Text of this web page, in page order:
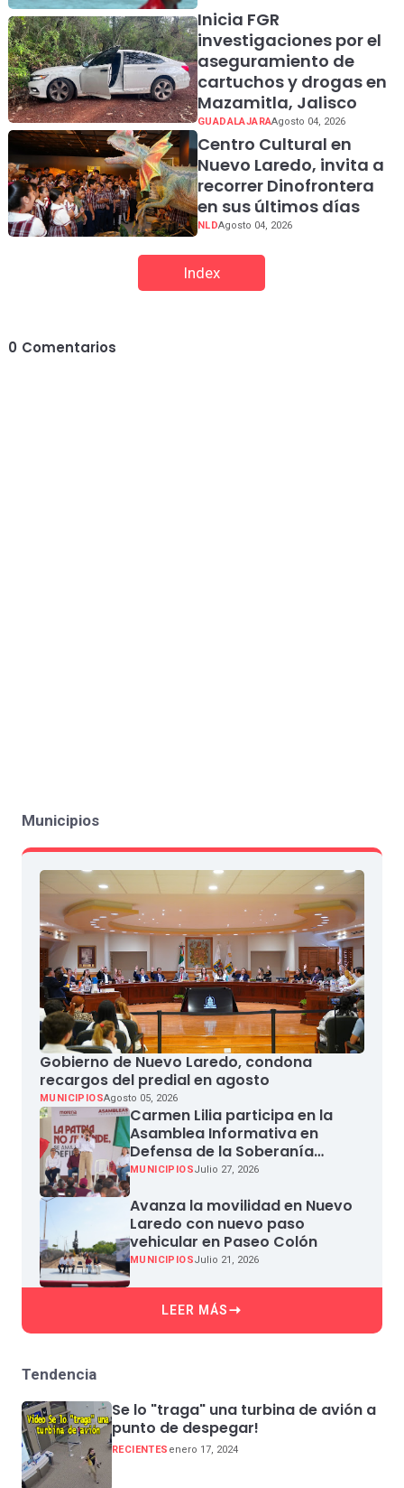
Inicia FGR
investigaciones por el
aseguramiento de
cartuchos y drogas en
Mazamitla, Jalisco
GUADALAJARAAgosto 04, 2026
Centro Cultural en
Nuevo Laredo, invita a
recorrer Dinofrontera
en sus últimos días
NLDAgosto 04, 2026
Index
0 Comentarios
Municipios
Gobierno de Nuevo Laredo, condona
recargos del predial en agosto
MUNICIPIOSAgosto 05, 2026
Carmen Lilia participa en la
Asamblea Informativa en
Defensa de la Soberanía
Nacional en Miguel Aleman
MUNICIPIOSJulio 27, 2026
Avanza la movilidad en Nuevo
Laredo con nuevo paso
vehicular en Paseo Colón
MUNICIPIOSJulio 21, 2026
LEER MÁS
Tendencia
Se lo "traga" una turbina de avión a
punto de despegar!
RECIENTES enero 17, 2024